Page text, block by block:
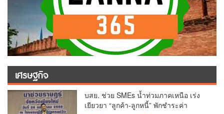
เศรษฐกิจ
บสย. ช่วย SMEs น้ำท่วมภาคเหนือ เร่ง
เยียวยา “ลูกค้า-ลูกหนี้” พักชำระค่า